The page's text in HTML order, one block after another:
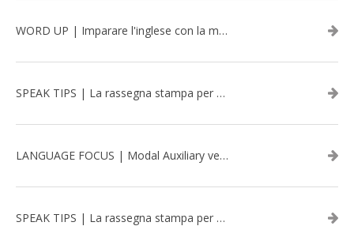
WORD UP | Imparare l'inglese con la musica: David Bowie
SPEAK TIPS | La rassegna stampa per migliorare l’inglese - aprile 2026
LANGUAGE FOCUS | Modal Auxiliary verbs in the past
SPEAK TIPS | La rassegna stampa per migliorare l’inglese - marzo 2026